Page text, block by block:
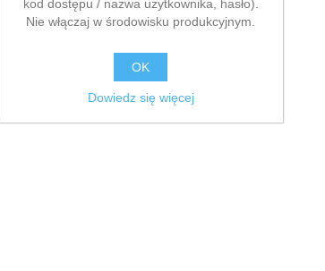
kod dostępu / nazwa użytkownika, hasło).
Nie włączaj w środowisku produkcyjnym.
OK
Dowiedz się więcej